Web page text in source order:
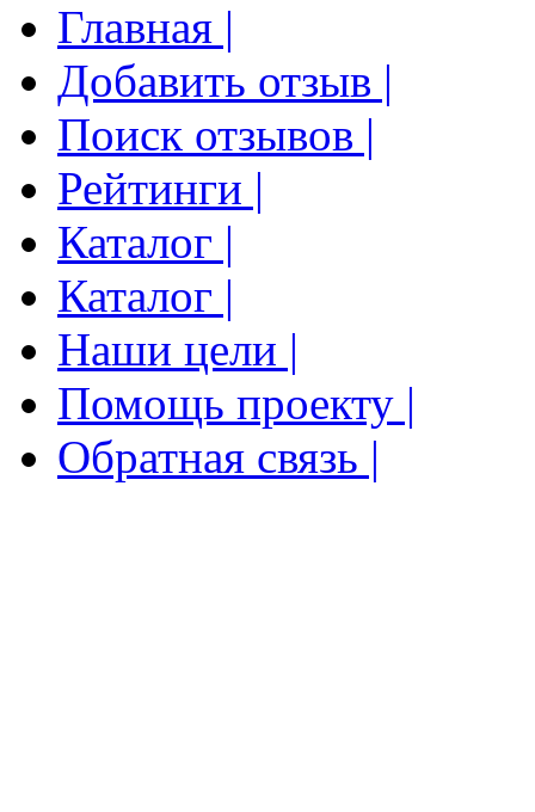
Главная |
Добавить отзыв |
Поиск отзывов |
Рейтинги |
Каталог |
Каталог |
Наши цели |
Помощь проекту |
Обратная связь |